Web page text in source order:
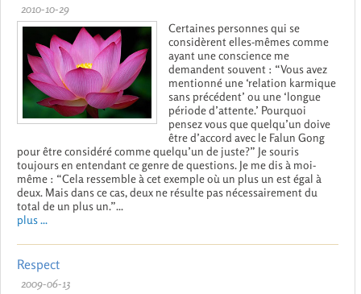
2010-10-29
Certaines personnes qui se
considèrent elles-mêmes comme
ayant une conscience me
demandent souvent : “Vous avez
mentionné une ‘relation karmique
sans précédent’ ou une ‘longue
période d’attente.’ Pourquoi
pensez vous que quelqu’un doive
être d’accord avec le Falun Gong
pour être considéré comme quelqu’un de juste?” Je souris
toujours en entendant ce genre de questions. Je me dis à moi-
même : “Cela ressemble à cet exemple où un plus un est égal à
deux. Mais dans ce cas, deux ne résulte pas nécessairement du
total de un plus un.”...
plus ...
Respect
2009-06-13